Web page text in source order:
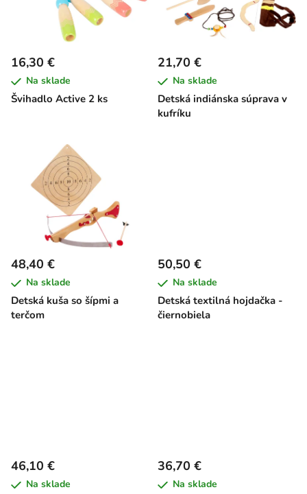
k
o
v
o
d
u
Švihadlo Active 2 ks
16,30 €
Na sklade
Detská indiánska súprava v
kufríku
21,70 €
Na sklade
Detská kuša so šípmi a
terčom
48,40 €
Na sklade
Detská textilná hojdačka -
čiernobiela
50,50 €
Na sklade
46,10 €
Na sklade
36,70 €
Na sklade